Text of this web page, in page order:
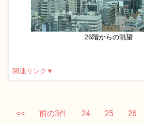
26階からの眺望
関連リンク▼
<< 前の3件 24 25 26